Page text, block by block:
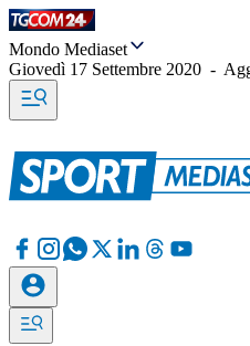
Mondo Mediaset
Giovedì 17 Settembre 2020 -